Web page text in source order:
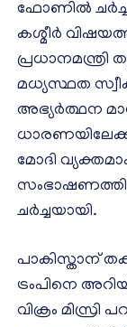
ഫോണിൽ ചർച്ച
കശ്മീർ
പ്രധാനമന്ത്രി
മധ്യസ്ഥത
അഭ്യർത്ഥന
മോദി
ചർച്ചയായി.
പാകിസ്താന്
ട്രംപിനെ
വിക്രം